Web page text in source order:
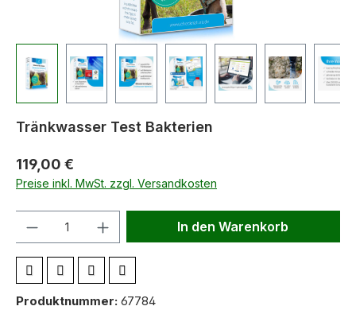
Tränkwasser Test Bakterien
119,00 €
Preise inkl. MwSt. zzgl. Versandkosten
In den Warenkorb
Produktnummer: 67784